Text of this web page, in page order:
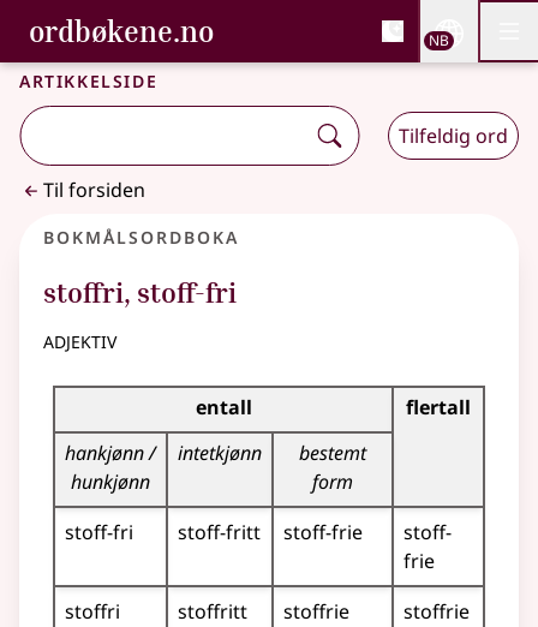
Gå til hovedinnhold
Tilgjengelighet
ordbøkene.no, Bokmålsordboka og
Bokmålsordboka og Nynorskordboka
NB
Artikkelside
Tilfeldig ord
Til forsiden
Bokmålsordboka
stoffri, stoff-fri
adjektiv
Bøyingstabell for dette adjektivet
entall
flertall
hankjønn /
hunkjønn
intetkjønn
bestemt
form
stoff-fri
stoff-fritt stoff-frie
stoff-
frie
stoffri
stoffritt stoffrie stoffrie